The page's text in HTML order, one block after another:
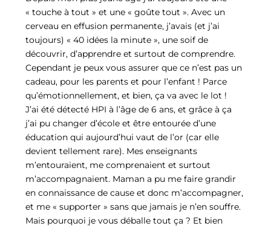
« touche à tout » et une « goûte tout ». Avec un
cerveau en effusion permanente, j’avais (et j’ai
toujours) « 40 idées la minute », une soif de
découvrir, d’apprendre et surtout de comprendre.
Cependant je peux vous assurer que ce n’est pas un
cadeau, pour les parents et pour l’enfant ! Parce
qu’émotionnellement, et bien, ça va avec le lot !
J’ai été détecté HPI à l’âge de 6 ans, et grâce à ça
j’ai pu changer d’école et être entourée d’une
éducation qui aujourd’hui vaut de l’or (car elle
devient tellement rare). Mes enseignants
m’entouraient, me comprenaient et surtout
m’accompagnaient. Maman a pu me faire grandir
en connaissance de cause et donc m’accompagner,
et me « supporter » sans que jamais je n’en souffre.
Mais pourquoi je vous déballe tout ça ? Et bien